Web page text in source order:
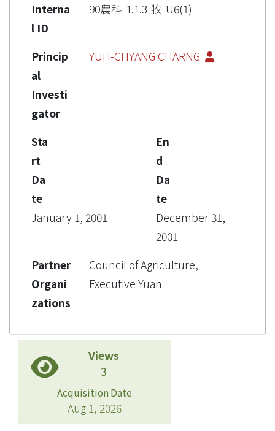
Interna
l ID
90農科-1.1.3-牧-U6(1)
Princip
al
Investi
gator
YUH-CHYANG CHARNG
Sta
rt
Da
te
January 1, 2001
En
d
Da
te
December 31,
2001
Partner
Organi
zations
Council of Agriculture,
Executive Yuan
Views
3
Acquisition Date
Aug 1, 2026